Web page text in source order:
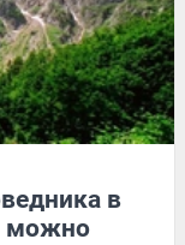
в
можно